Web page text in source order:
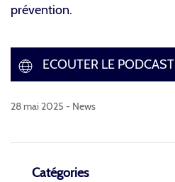
prévention.
ECOUTER LE PODCAST
28 mai 2025 - News
Catégories